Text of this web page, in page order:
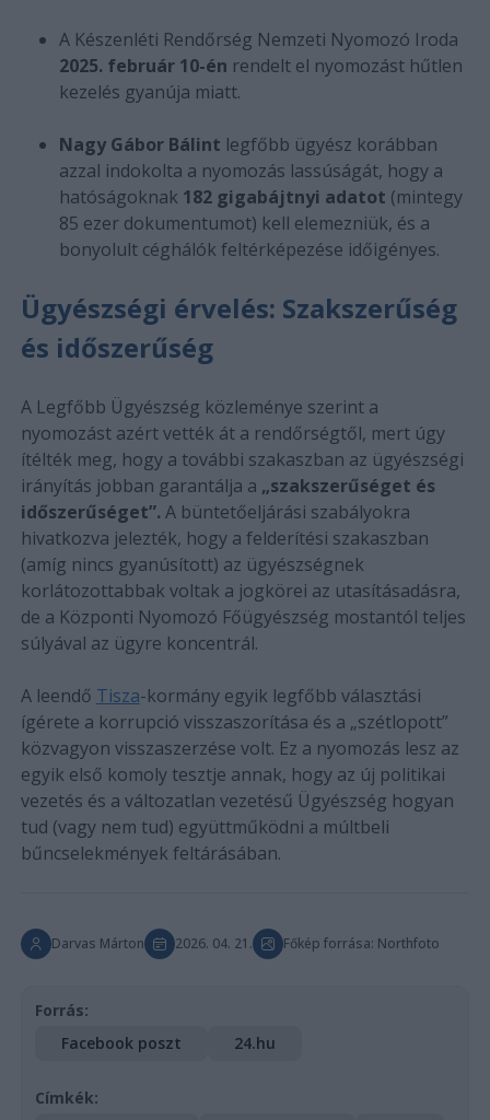
A Készenléti Rendőrség Nemzeti Nyomozó Iroda
2025. február 10-én rendelt el nyomozást hűtlen
kezelés gyanúja miatt.
Nagy Gábor Bálint legfőbb ügyész korábban
azzal indokolta a nyomozás lassúságát, hogy a
hatóságoknak 182 gigabájtnyi adatot (mintegy
85 ezer dokumentumot) kell elemezniük, és a
bonyolult céghálók feltérképezése időigényes.
Ügyészségi érvelés: Szakszerűség
és időszerűség
A Legfőbb Ügyészség közleménye szerint a
nyomozást azért vették át a rendőrségtől, mert úgy
ítélték meg, hogy a további szakaszban az ügyészségi
irányítás jobban garantálja a „szakszerűséget és
időszerűséget”. A büntetőeljárási szabályokra
hivatkozva jelezték, hogy a felderítési szakaszban
(amíg nincs gyanúsított) az ügyészségnek
korlátozottabbak voltak a jogkörei az utasításadásra,
de a Központi Nyomozó Főügyészség mostantól teljes
súlyával az ügyre koncentrál.
A leendő Tisza-kormány egyik legfőbb választási
ígérete a korrupció visszaszorítása és a „szétlopott”
közvagyon visszaszerzése volt. Ez a nyomozás lesz az
egyik első komoly tesztje annak, hogy az új politikai
vezetés és a változatlan vezetésű Ügyészség hogyan
tud (vagy nem tud) együttműködni a múltbeli
bűncselekmények feltárásában.
Darvas Márton 2026. 04. 21. Főkép forrása: Northfoto
Forrás:
Facebook poszt
24.hu
Címkék: